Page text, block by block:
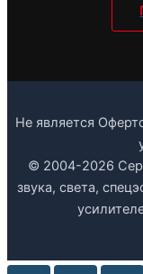
Не является
© 2004-2026
звука, света,